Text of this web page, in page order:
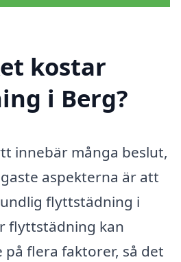
kostar
i Berg?
innebär många beslut,
aspekterna är att
flyttstädning i
flyttstädning kan
flera faktorer, så det